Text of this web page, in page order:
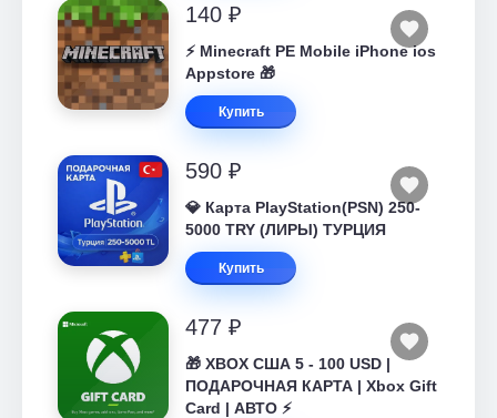
140 ₽
⚡️ Minecraft PE Mobile iPhone ios
Appstore 🎁
Купить
590 ₽
💎 Карта PlayStation(PSN) 250-
5000 TRY (ЛИРЫ) ТУРЦИЯ
Купить
477 ₽
🎁 XBOX США 5 - 100 USD |
ПОДАРОЧНАЯ КАРТА | Xbox Gift
Card | АВТО ⚡